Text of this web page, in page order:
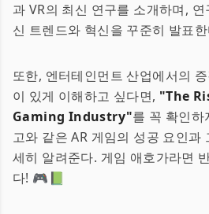
과 VR의 최신 연구를 소개하며,
신 트렌드와 혁신을 꾸준히 발표
또한, 엔터테인먼트 산업에서의
이 있게 이해하고 싶다면, "The
Gaming Industry"를 꼭 확인하
고와 같은 AR 게임의 성공 요인과
세히 알려준다. 게임 애호가라면
다! 🎮📗